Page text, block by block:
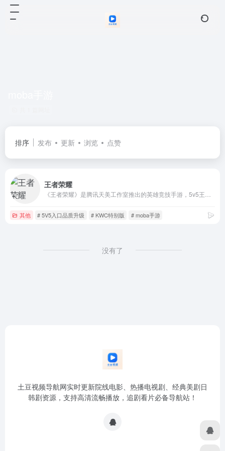
排序 发布 更新 浏览 点赞
王者荣耀
其他 # 5V5入口品质升级 # KWC特别版 # moba手游
没有了
土豆视频导航网实时更新院线电影、热播电视剧、经典美剧日
韩剧资源，支持高清流畅播放，追剧看片必备导航站！